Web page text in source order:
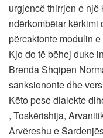
urgjencë thirrjen e
ndërkombëtar
përcaktonte modulin
Kjo do të bëhej duke
Brenda Shqipen
sanksiononte dhe
Këto pese dialekte
, Toskërishtja,
Arvëreshu e